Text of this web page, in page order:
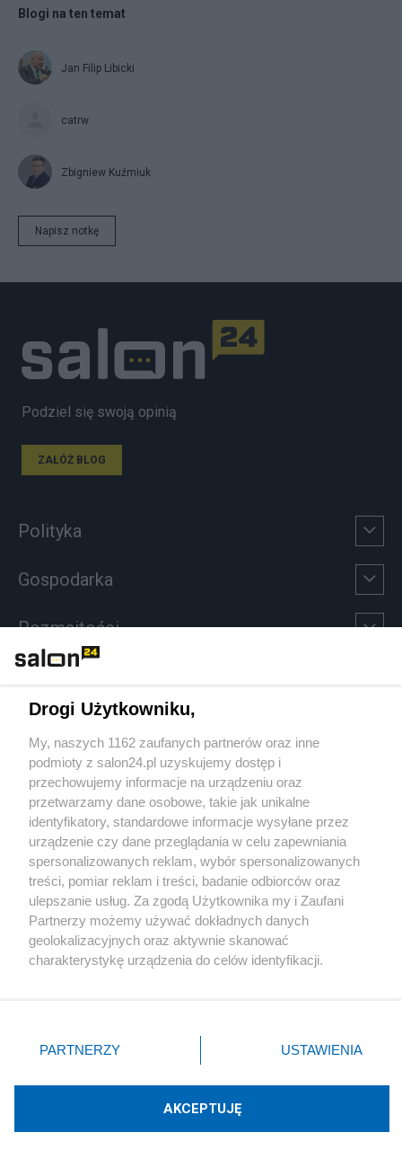
Blogi na ten temat
Jan Filip Libicki
catrw
Zbigniew Kuźmiuk
Napisz notkę
Podziel się swoją opinią
ZAŁÓŻ BLOG
Polityka
Gospodarka
Rozmaitości
Sport
Społeczeństwo
Kultura
X Facebook Instagram Youtube
Technologię dostarcza:W3media.pl
Drogi Użytkowniku,
My, naszych 1162 zaufanych partnerów oraz inne
podmioty z salon24.pl uzyskujemy dostęp i
przechowujemy informacje na urządzeniu oraz
przetwarzamy dane osobowe, takie jak unikalne
identyfikatory, standardowe informacje wysyłane przez
urządzenie czy dane przeglądania w celu zapewniania
spersonalizowanych reklam, wybór spersonalizowanych
treści, pomiar reklam i treści, badanie odbiorców oraz
ulepszanie usług. Za zgodą Użytkownika my i Zaufani
Partnerzy możemy używać dokładnych danych
geolokalizacyjnych oraz aktywnie skanować
charakterystykę urządzenia do celów identyfikacji.
zmienić/wycofać klikając przycisk ustawień prywatności
znajdujący się w lewym dolnym rogu strony
rodzaje przetwarzania danych nie wymagają zgody
użytkownika, ale masz prawo sprzeciwić się takiemu
PARTNERZY USTAWIENIA
AKCEPTUJĘ